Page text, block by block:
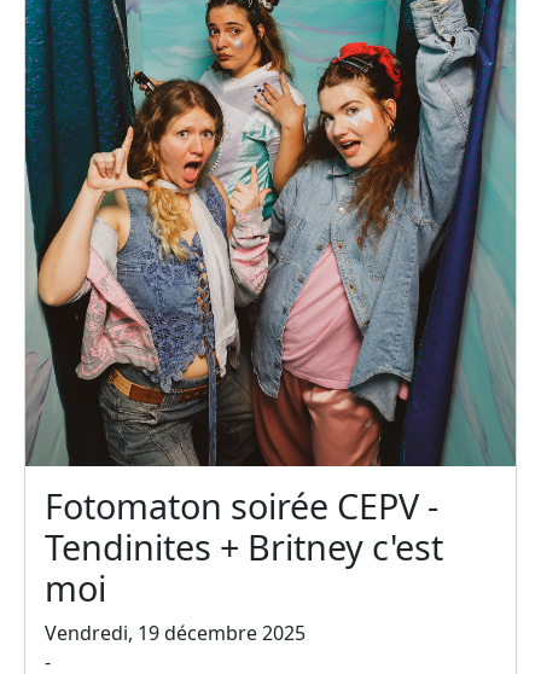
Fotomaton soirée CEPV -
Tendinites + Britney c'est
moi
Vendredi, 19 décembre 2025
-